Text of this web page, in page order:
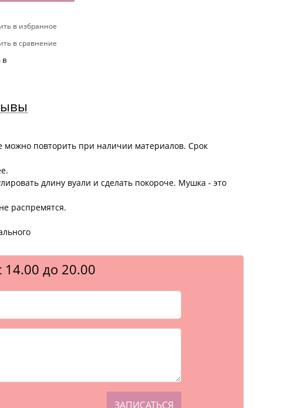
в избранное
в сравнение
в
повторить при наличии материалов. Срок
длину вуали и сделать покороче. Мушка - это
распремятся.
14.00 до 20.00